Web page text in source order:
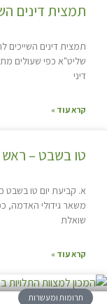
תמצית דינים
תמצית דינים השייכים
שליט"א כפי שעולים
דיני
קרא עוד »
טו בשבט – ראש
א. קביעת יום טו בשבט
משאר גידולי האדמה,
שואלת
קרא עוד »
תרומות ומעשרות